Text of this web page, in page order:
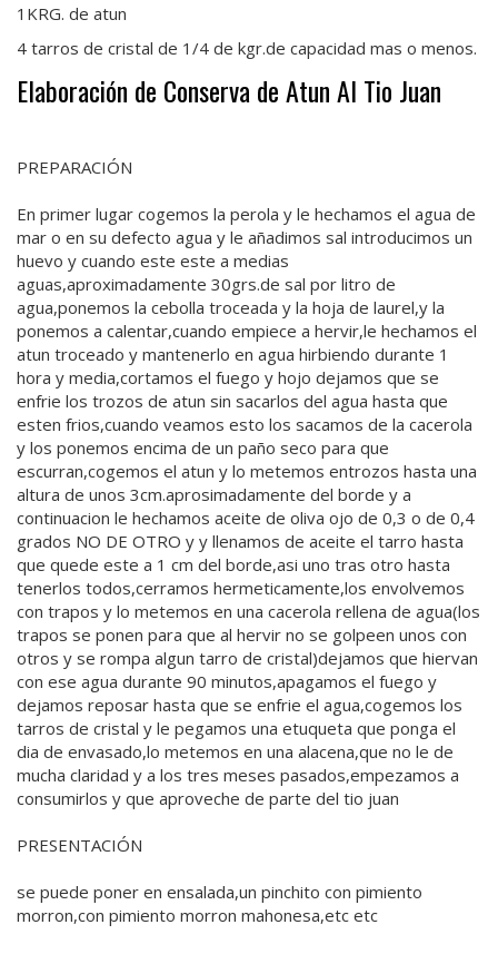
1KRG. de atun
4 tarros de cristal de 1/4 de kgr.de capacidad mas o menos.
Elaboración de Conserva de Atun Al Tio Juan
PREPARACIÓN
En primer lugar cogemos la perola y le hechamos el agua de
mar o en su defecto agua y le añadimos sal introducimos un
huevo y cuando este este a medias
aguas,aproximadamente 30grs.de sal por litro de
agua,ponemos la cebolla troceada y la hoja de laurel,y la
ponemos a calentar,cuando empiece a hervir,le hechamos el
atun troceado y mantenerlo en agua hirbiendo durante 1
hora y media,cortamos el fuego y hojo dejamos que se
enfrie los trozos de atun sin sacarlos del agua hasta que
esten frios,cuando veamos esto los sacamos de la cacerola
y los ponemos encima de un paño seco para que
escurran,cogemos el atun y lo metemos entrozos hasta una
altura de unos 3cm.aprosimadamente del borde y a
continuacion le hechamos aceite de oliva ojo de 0,3 o de 0,4
grados NO DE OTRO y y llenamos de aceite el tarro hasta
que quede este a 1 cm del borde,asi uno tras otro hasta
tenerlos todos,cerramos hermeticamente,los envolvemos
con trapos y lo metemos en una cacerola rellena de agua(los
trapos se ponen para que al hervir no se golpeen unos con
otros y se rompa algun tarro de cristal)dejamos que hiervan
con ese agua durante 90 minutos,apagamos el fuego y
dejamos reposar hasta que se enfrie el agua,cogemos los
tarros de cristal y le pegamos una etuqueta que ponga el
dia de envasado,lo metemos en una alacena,que no le de
mucha claridad y a los tres meses pasados,empezamos a
consumirlos y que aproveche de parte del tio juan
PRESENTACIÓN
se puede poner en ensalada,un pinchito con pimiento
morron,con pimiento morron mahonesa,etc etc